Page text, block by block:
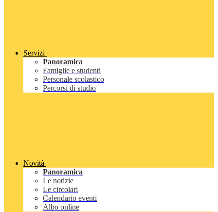
Servizi
Panoramica
Famiglie e studenti
Personale scolastico
Percorsi di studio
Novità
Panoramica
Le notizie
Le circolari
Calendario eventi
Albo online